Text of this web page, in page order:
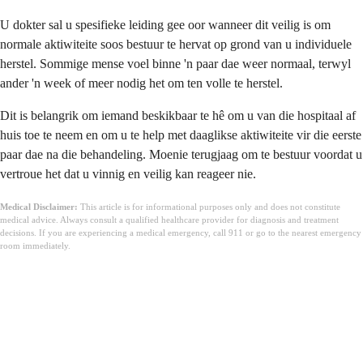
U dokter sal u spesifieke leiding gee oor wanneer dit veilig is om
normale aktiwiteite soos bestuur te hervat op grond van u individuele
herstel. Sommige mense voel binne 'n paar dae weer normaal, terwyl
ander 'n week of meer nodig het om ten volle te herstel.
Dit is belangrik om iemand beskikbaar te hê om u van die hospitaal af
huis toe te neem en om u te help met daaglikse aktiwiteite vir die eerste
paar dae na die behandeling. Moenie terugjaag om te bestuur voordat u
vertroue het dat u vinnig en veilig kan reageer nie.
Medical Disclaimer: This article is for informational purposes only and does not constitute
medical advice. Always consult a qualified healthcare provider for diagnosis and treatment
decisions. If you are experiencing a medical emergency, call 911 or go to the nearest emergency
room immediately.